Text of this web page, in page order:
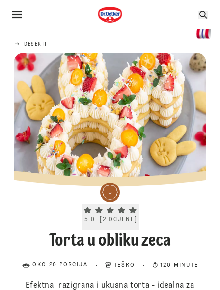
DESERTI
Current rating 5.0. Click to rate.
5.0 2 OCJENE
Torta u obliku zeca
OKO 20 PORCIJA TEŠKO 120 MINUTE
Efektna, razigrana i ukusna torta - idealna za